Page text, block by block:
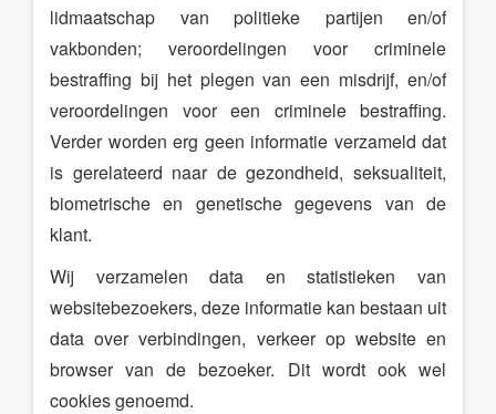
lidmaatschap van politieke partijen en/of
vakbonden; veroordelingen voor criminele
bestraffing bij het plegen van een misdrijf, en/of
veroordelingen voor een criminele bestraffing.
Verder worden erg geen informatie verzameld dat
is gerelateerd naar de gezondheid, seksualiteit,
biometrische en genetische gegevens van de
klant.
Wij verzamelen data en statistieken van
websitebezoekers, deze informatie kan bestaan uit
data over verbindingen, verkeer op website en
browser van de bezoeker. Dit wordt ook wel
cookies genoemd.